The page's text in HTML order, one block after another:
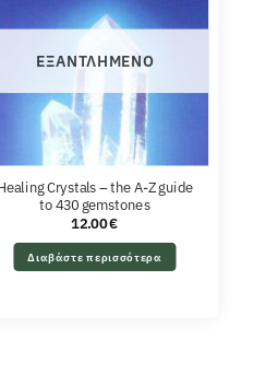
ΕΞΑΝΤΛΗΜΈΝΟ
Crystals – the A-Z guide
to 430 gemstones
12.00€
Διαβάστε περισσότερα